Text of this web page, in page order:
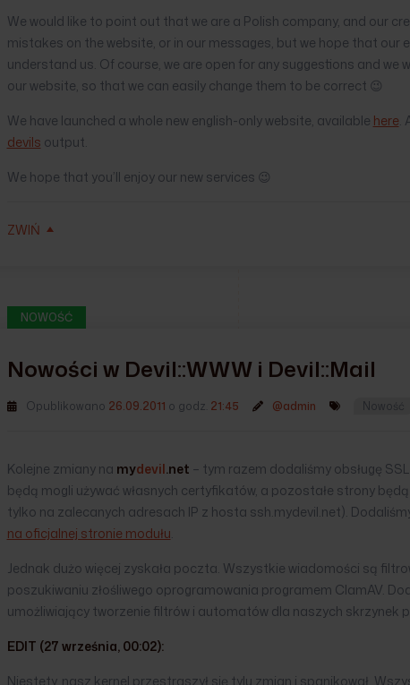
We would like to point out that we are a Polish company, and our
mistakes on the website, or in our messages, but we hope that our
understand us. Of course, we are open for any suggestions and we
our website, so that we can easily change them to be correct 😉
We have launched a whole new english-only website, available here.
devils output.
We hope that you’ll enjoy our new services 😉
ZWIŃ
NOWOŚĆ
Nowości w Devil::WWW i Devil::Mail
Opublikowano 26.09.2011 o godz. 21:45 @admin Nowość
Kolejne zmiany na mydevil .net – tym razem dodaliśmy obsługę
będą mogli używać własnych certyfikatów, a pozostałe strony
tylko na zalecanych adresach IP z hosta ssh.mydevil.net).
na oficjalnej stronie modułu
Jednak dużo więcej zyskała poczta. Wszystkie wiadomości są
poszukiwaniu złośliwego oprogramowania programem ClamAV.
umożliwiający tworzenie filtrów i automatów dla naszych skrzynek
EDIT (27 września, 00:02):
Niestety, nasz kernel przestraszył się tylu zmian i spanikował.